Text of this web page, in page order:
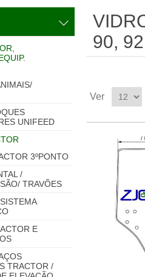
UNIFEED
3ºPONTO
/
TRAVÕES
E
TRACTOR /
90,
Ver